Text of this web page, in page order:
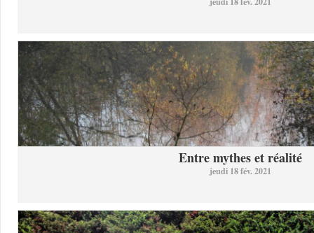
Entre mythes et réalité
jeudi 18 fév. 2021